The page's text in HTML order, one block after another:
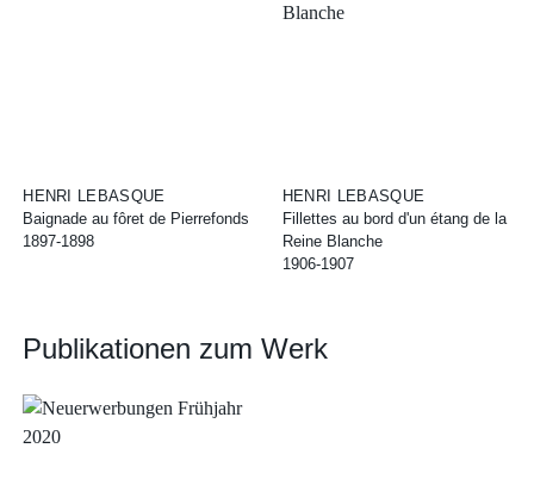
HENRI LEBASQUE
Baignade au fôret de Pierrefonds
1897-1898
HENRI LEBASQUE
Fillettes au bord d'un étang de la
Reine Blanche
1906-1907
Publikationen zum Werk